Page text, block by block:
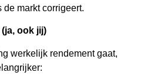
de markt corrigeert.
ook jij)
werkelijk rendement gaat,